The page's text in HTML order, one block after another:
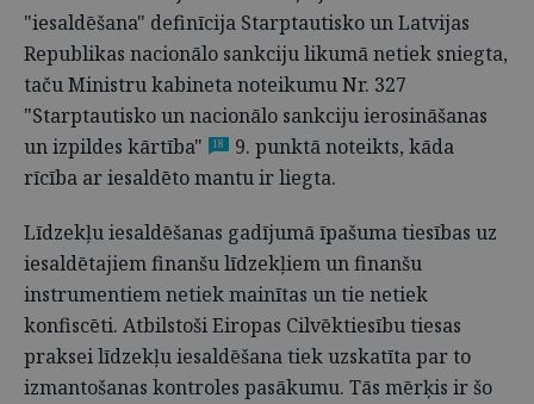
"iesaldēšana" definīcija Starptautisko un Latvijas
Republikas nacionālo sankciju likumā netiek sniegta,
taču Ministru kabineta noteikumu Nr. 327
"Starptautisko un nacionālo sankciju ierosināšanas
un izpildes kārtība"
18
9. punktā noteikts, kāda
rīcība ar iesaldēto mantu ir liegta.
Līdzekļu iesaldēšanas gadījumā īpašuma tiesības uz
iesaldētajiem finanšu līdzekļiem un finanšu
instrumentiem netiek mainītas un tie netiek
konfiscēti. Atbilstoši Eiropas Cilvēktiesību tiesas
praksei līdzekļu iesaldēšana tiek uzskatīta par to
izmantošanas kontroles pasākumu. Tās mērķis ir šo